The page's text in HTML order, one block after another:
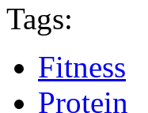
Tags:
Fitness
Protein